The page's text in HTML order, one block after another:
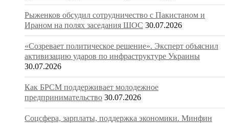
Рыженков обсудил сотрудничество с Пакистаном и
Ираном на полях заседания ШОС 30.07.2026
«Созревает политическое решение». Эксперт объяснил
активизацию ударов по инфраструктуре Украины
30.07.2026
Как БРСМ поддерживает молодежное
предпринимательство 30.07.2026
Соцсфера, зарплаты, поддержка экономики. Минфин